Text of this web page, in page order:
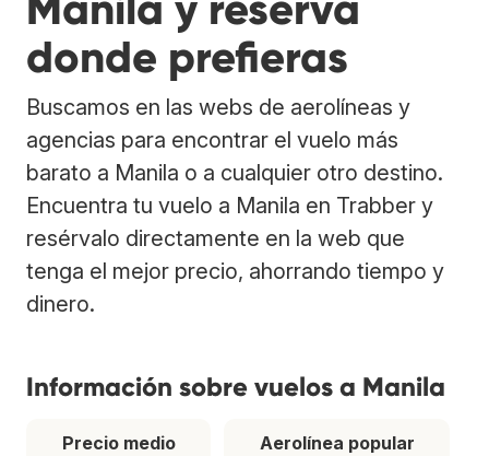
donde prefieras
Buscamos en las webs de aerolíneas y
agencias para encontrar el vuelo más
barato a Manila o a cualquier otro destino.
Encuentra tu vuelo a Manila en Trabber y
resérvalo directamente en la web que
tenga el mejor precio, ahorrando tiempo y
dinero.
Información sobre vuelos a Manila
Precio medio
Aerolínea popular